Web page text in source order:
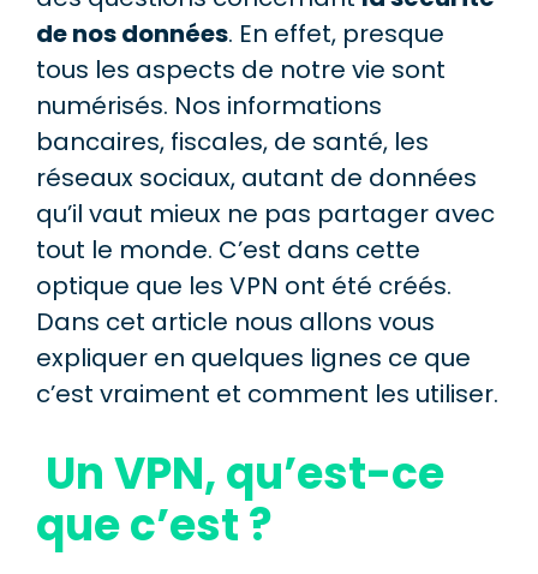
de nos données. En effet, presque
tous les aspects de notre vie sont
numérisés. Nos informations
bancaires, fiscales, de santé, les
réseaux sociaux, autant de données
qu’il vaut mieux ne pas partager avec
tout le monde. C’est dans cette
optique que les VPN ont été créés.
Dans cet article nous allons vous
expliquer en quelques lignes ce que
c’est vraiment et comment les utiliser.
Un VPN, qu’est-ce
que c’est ?